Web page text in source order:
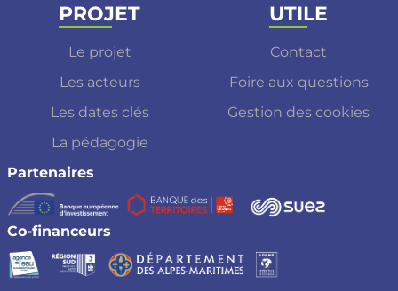
PROJET
Le projet
Les acteurs
Les dates clés
La pédagogie
UTILE
Contact
Foire aux questions
Gestion des cookies
Partenaires
Co-financeurs